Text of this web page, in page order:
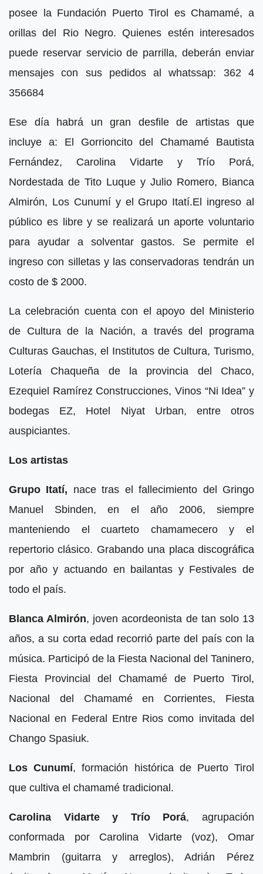
posee la Fundación Puerto Tirol es Chamamé, a
orillas del Rio Negro.Quienes estén interesados
puede reservar servicio de parrilla, deberán enviar
mensajes con sus pedidos al whatssap: 362 4
356684
Ese día habrá un gran desfile de artistas que
incluye a: El Gorrioncito del Chamamé Bautista
Fernández, Carolina Vidarte y Trío Porá,
Nordestada de Tito Luque y Julio Romero, Bianca
Almirón, Los Cunumí y el Grupo Itatí.El ingreso al
público es libre y se realizará un aporte voluntario
para ayudar a solventar gastos. Se permite el
ingreso con silletas y las conservadoras tendrán un
costo de $ 2000.
La celebración cuenta con el apoyo del Ministerio
de Cultura de la Nación, a través del programa
Culturas Gauchas, el Institutos de Cultura, Turismo,
Lotería Chaqueña de la provincia del Chaco,
Ezequiel Ramírez Construcciones, Vinos “Ni Idea” y
bodegas EZ, Hotel Niyat Urban, entre otros
auspiciantes.
Los artistas
Grupo Itatí, nace tras el fallecimiento del Gringo
Manuel Sbinden, en el año 2006, siempre
manteniendo el cuarteto chamamecero y el
repertorio clásico. Grabando una placa discográfica
por año y actuando en bailantas y Festivales de
todo el país.
Blanca Almirón, joven acordeonista de tan solo 13
años, a su corta edad recorrió parte del país con la
música. Participó de la Fiesta Nacional del Taninero,
Fiesta Provincial del Chamamé de Puerto Tirol,
Nacional del Chamamé en Corrientes, Fiesta
Nacional en Federal Entre Rios como invitada del
Chango Spasiuk.
Los Cunumí, formación histórica de Puerto Tirol
que cultiva el chamamé tradicional.
Carolina Vidarte y Trío Porá, agrupación
conformada por Carolina Vidarte (voz), Omar
Mambrin (guitarra y arreglos), Adrián Pérez